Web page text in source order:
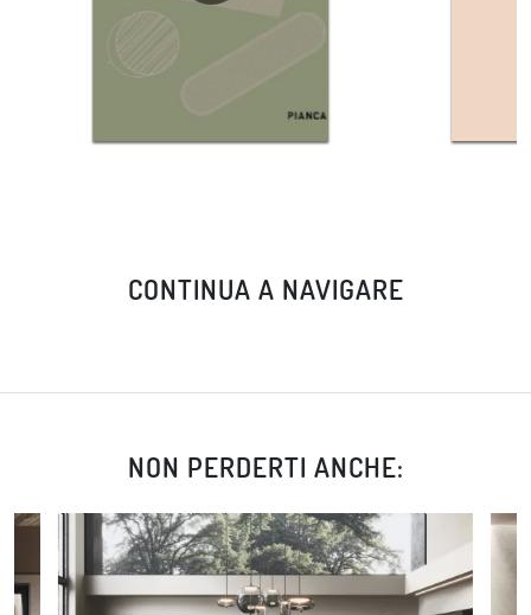
NON PERDERTI ANCHE:
CONTINUA A NAVIGARE